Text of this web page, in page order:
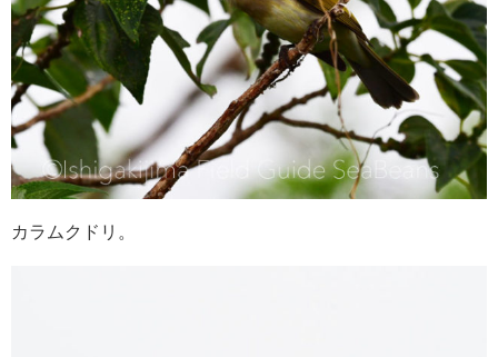
カラムクドリ。